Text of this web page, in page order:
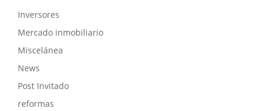
Inversores
Mercado inmobiliario
Miscelánea
News
Post Invitado
reformas